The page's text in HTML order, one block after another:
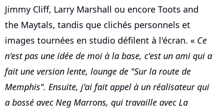
Jimmy Cliff, Larry Marshall ou encore Toots and
the Maytals, tandis que clichés personnels et
images tournées en studio défilent à l'écran. « Ce
n'est pas une idée de moi à la base, c'est un ami qui a
fait une version lente, lounge de "Sur la route de
Memphis". Ensuite, j'ai fait appel à un réalisateur qui
a bossé avec Neg Marrons, qui travaille avec La